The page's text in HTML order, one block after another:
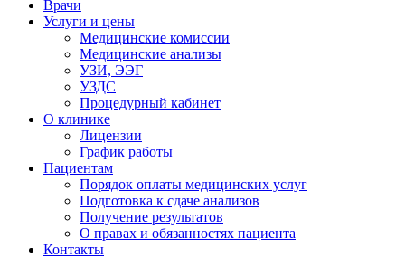
Врачи
Услуги и цены
Медицинские комиссии
Медицинские анализы
УЗИ, ЭЭГ
УЗДС
Процедурный кабинет
О клинике
Лицензии
График работы
Пациентам
Порядок оплаты медицинских услуг
Подготовка к сдаче анализов
Получение результатов
О правах и обязанностях пациента
Контакты